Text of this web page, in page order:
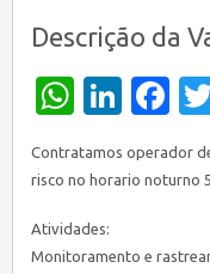
Descrição da
Contratamos operador
risco no horario noturno
Atividades:
Monitoramento e